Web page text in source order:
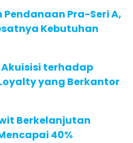
Pendanaan Pra-Seri A,
Kebutuhan
terhadap
yang Berkantor
Berkelanjutan
40%